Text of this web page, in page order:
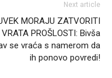
Next article
MORAJU ZATVORITI
VRATA PROŠLOSTI: Bivša
se vraća s namerom da
ih ponovo povredi!